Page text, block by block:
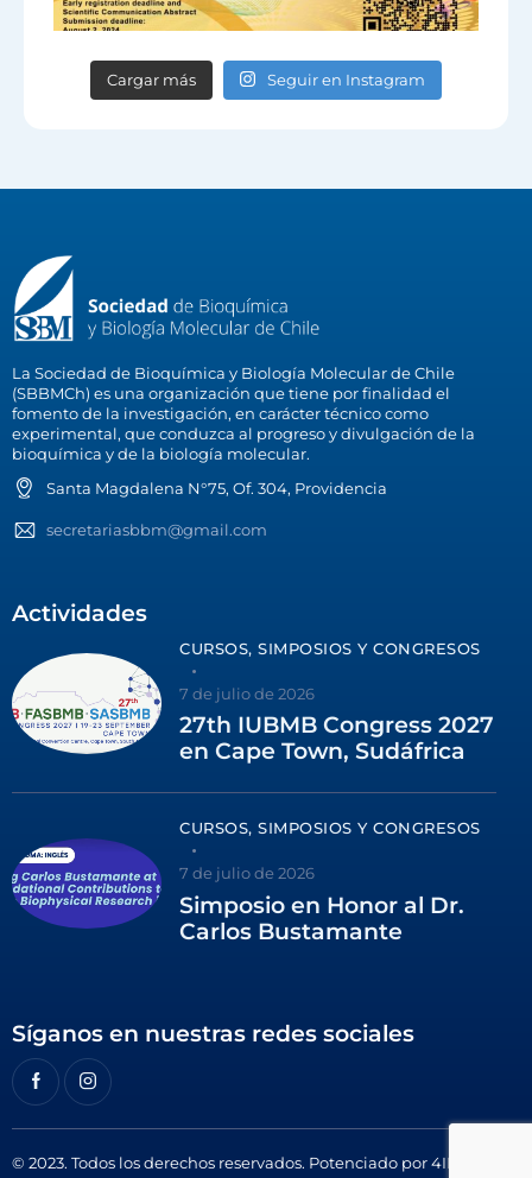
Cargar más Seguir en Instagram
La Sociedad de Bioquímica y Biología Molecular de Chile
(SBBMCh) es una organización que tiene por finalidad el
fomento de la investigación, en carácter técnico como
experimental, que conduzca al progreso y divulgación de la
bioquímica y de la biología molecular.
Santa Magdalena N°75, Of. 304, Providencia
secretariasbbm@gmail.com
Actividades
CURSOS, SIMPOSIOS Y CONGRESOS
7 de julio de 2026
27th IUBMB Congress 2027
en Cape Town, Sudáfrica
CURSOS, SIMPOSIOS Y CONGRESOS
7 de julio de 2026
Simposio en Honor al Dr.
Carlos Bustamante
Síganos en nuestras redes sociales
© 2023. Todos los derechos reservados. Potenciado por4ID